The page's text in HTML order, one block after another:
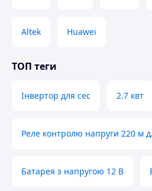
Altek Huawei
ТОП теги
Інвертор для сес 2.7 квт
Реле контролю напруги 220 м
Батарея з напругою 12 В